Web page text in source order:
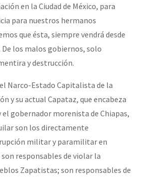
en la Ciudad de México, para
para nuestros hermanos
que ésta, siempre vendrá desde
De los malos gobiernos, solo
y destrucción.
el Narco-Estado Capitalista de la
y su actual Capataz, que encabeza
el gobernador morenista de Chiapas,
son los directamente
militar y paramilitar en
responsables de violar la
Zapatistas; son responsables de